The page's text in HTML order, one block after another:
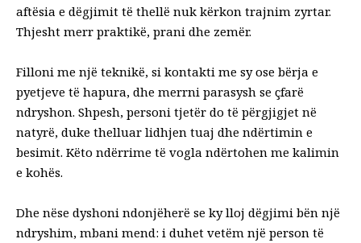
aftësia e dëgjimit të thellë nuk kërkon trajnim zyrtar.
Thjesht merr praktikë, prani dhe zemër.
Filloni me një teknikë, si kontakti me sy ose bërja e
pyetjeve të hapura, dhe merrni parasysh se çfarë
ndryshon. Shpesh, personi tjetër do të përgjigjet në
natyrë, duke thelluar lidhjen tuaj dhe ndërtimin e
besimit. Këto ndërrime të vogla ndërtohen me kalimin
e kohës.
Dhe nëse dyshoni ndonjëherë se ky lloj dëgjimi bën një
ndryshim, mbani mend: i duhet vetëm një person të